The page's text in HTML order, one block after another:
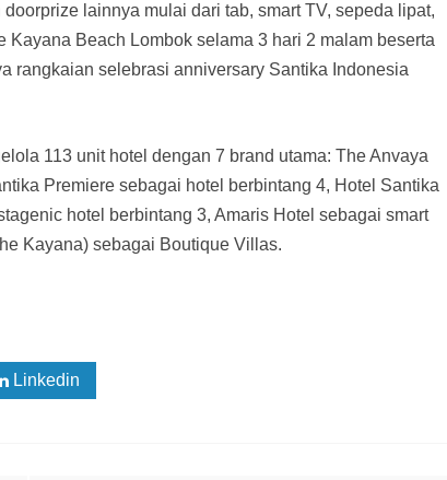
lainnya mulai dari tab, smart TV, sepeda lipat,
Beach Lombok selama 3 hari 2 malam beserta
rangkaian selebrasi anniversary Santika Indonesia
113 unit hotel dengan 7 brand utama: The Anvaya
Premiere sebagai hotel berbintang 4, Hotel Santika
hotel berbintang 3, Amaris Hotel sebagai smart
Kayana) sebagai Boutique Villas.
Linkedin